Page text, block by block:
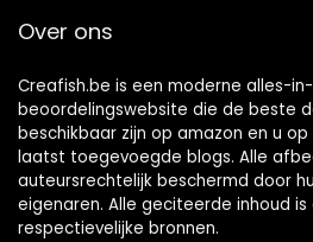
Over ons
Creafish.be is een moderne alles-
beoordelingswebsite die de beste
beschikbaar zijn op amazon en u
laatst toegevoegde blogs. Alle
auteursrechtelijk beschermd door
eigenaren. Alle geciteerde inhoud
respectievelijke bronnen.